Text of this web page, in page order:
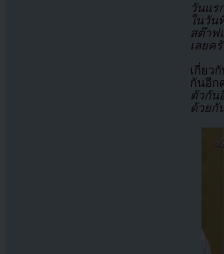
วันแร
ในวั
สต๊าฟ
เลยค
เกี่ยว
กันอีก
ตัวกัน
ด้วยกั